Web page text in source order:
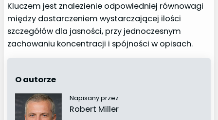
Kluczem jest znalezienie odpowiedniej równowagi
między dostarczeniem wystarczającej ilości
szczegółów dla jasności, przy jednoczesnym
zachowaniu koncentracji i spójności w opisach.
O autorze
Napisany przez
Robert Miller